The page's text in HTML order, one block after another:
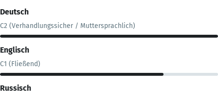
Deutsch
C2 (Verhandlungssicher / Muttersprachlich)
Englisch
C1 (Fließend)
Russisch